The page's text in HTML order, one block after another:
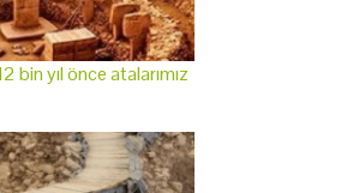
bin yıl önce atalarımız